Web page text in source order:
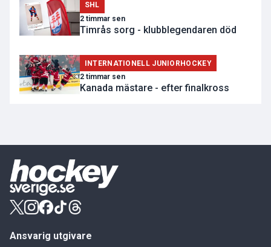
SHL
2 timmar sen
Timrås sorg - klubblegendaren död
INTERNATIONELL JUNIORHOCKEY
2 timmar sen
Kanada mästare - efter finalkross
Ansvarig utgivare